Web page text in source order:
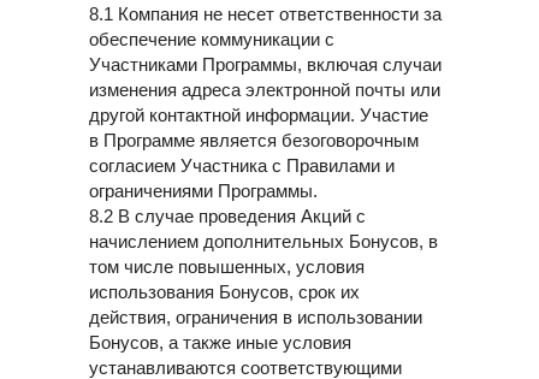
8.1 Компания не несет ответственности за
обеспечение коммуникации с
Участниками Программы, включая случаи
изменения адреса электронной почты или
другой контактной информации. Участие
в Программе является безоговорочным
согласием Участника с Правилами и
ограничениями Программы.
8.2 В случае проведения Акций с
начислением дополнительных Бонусов, в
том числе повышенных, условия
использования Бонусов, срок их
действия, ограничения в использовании
Бонусов, а также иные условия
устанавливаются соответствующими